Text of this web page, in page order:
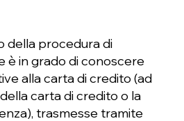
della procedura di
è in grado di conoscere
alla carta di credito (ad
carta di credito o la
trasmesse tramite